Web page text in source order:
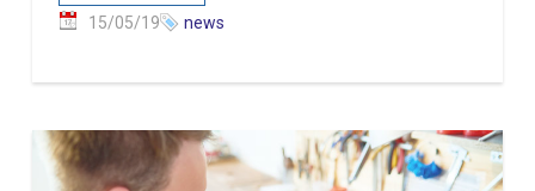
15/05/19 news